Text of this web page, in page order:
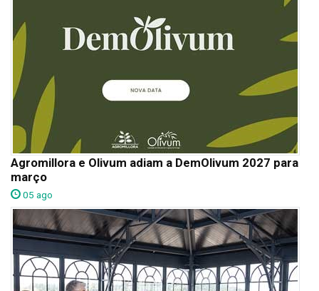
Agromillora e Olivum adiam a DemOlivum 2027 para
março
05 ago